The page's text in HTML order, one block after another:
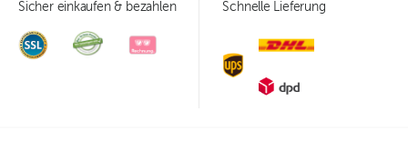
Sicher einkaufen & bezahlen Schnelle Lieferung